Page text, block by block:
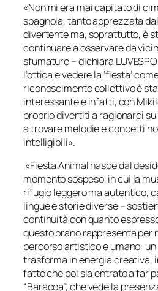
«Non mi era mai capitato di
spagnola, tanto apprezzata
divertente ma, soprattutto, è
continuare a osservare da
sfumature – dichiara
l’ottica e vedere la ‘fiesta’
riconoscimento collettivo è
interessante e infatti, con
proprio divertiti a ragionarci
a trovare melodie e concetti
intelligibili».
«Fiesta Animal nasce dal
momento sospeso, in cui la
rifugio leggero ma autentico,
lingue e storie diverse –
continuità con quanto
questo brano rappresenta per
percorso artistico e umano:
trasforma in energia creativa,
fatto che poi sia entrato a far
“Baracoa”, che vede la